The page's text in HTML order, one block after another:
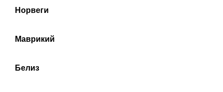
Норвеги
Маврикий
Белиз